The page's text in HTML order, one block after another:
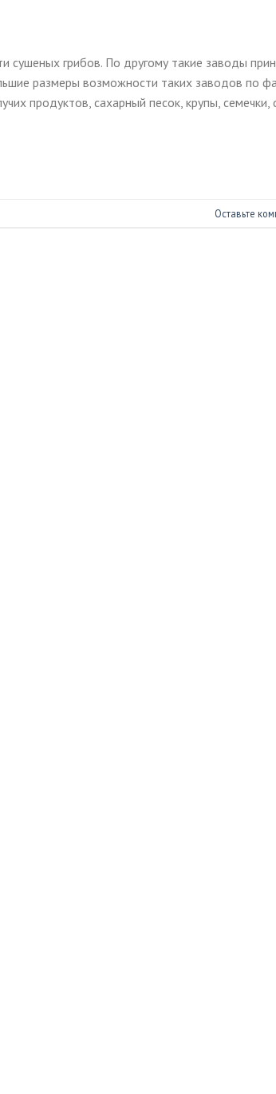
сушеных грибов. По другому такие заводы
размеры возможности таких заводов по
продуктов, сахарный песок, крупы, семечки,
Оставьте